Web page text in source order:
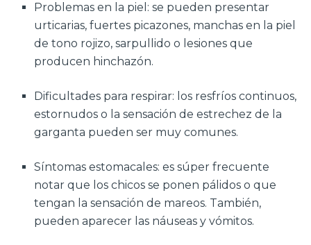
Problemas en la piel: se pueden presentar
urticarias, fuertes picazones, manchas en la piel
de tono rojizo, sarpullido o lesiones que
producen hinchazón.
Dificultades para respirar: los resfríos continuos,
estornudos o la sensación de estrechez de la
garganta pueden ser muy comunes.
Síntomas estomacales: es súper frecuente
notar que los chicos se ponen pálidos o que
tengan la sensación de mareos. También,
pueden aparecer las náuseas y vómitos.